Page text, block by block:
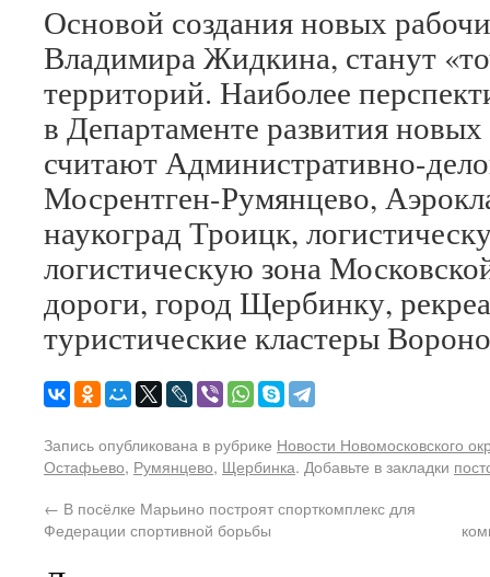
Основой создания новых
Владимира Жидкина, станут
территорий. Наиболее
в Департаменте развития
считают Административно-
Мосрентген-Румянцево,
наукоград Троицк,
логистическую зона
дороги, город Щербинку,
туристические кластеры
Запись опубликована в рубрике Новости Новомосковского
Остафьево, Румянцево, Щербинка. Добавьте в закладки
← В посёлке Марьино построят спорткомплекс для
Федерации спортивной борьбы